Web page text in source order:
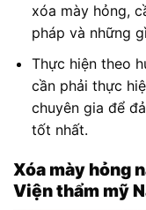
xóa mày hỏng,
pháp và những
Thực hiện theo
cần phải thực
chuyên gia để
tốt nhất.
Xóa mày hỏng
Viện thẩm mỹ